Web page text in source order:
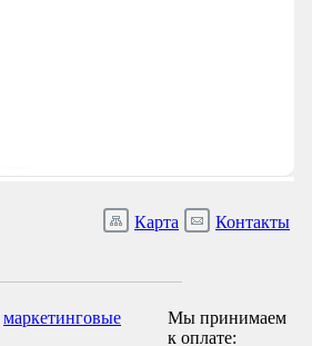
Карта Контакты
маркетинговые
Мы принимаем
к оплате: